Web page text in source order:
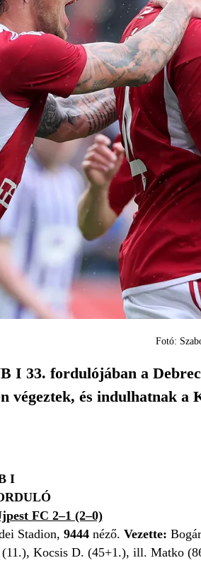
Fotó:
I 33. fordulójában a
végeztek, és indulhatnak a
I
FC 2–1 (2–0)
Stadion, 9444 néző. Vezette: Bogár
Kocsis D. (45+1.), ill. Matko